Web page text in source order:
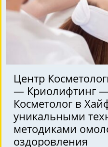
Центр
— Криолифтинг —
Косметолог в
уникальными
методиками
оздоровления